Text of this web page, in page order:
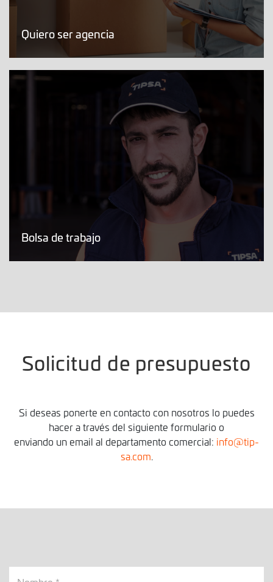
Quiero ser agencia
Bolsa de trabajo
Solicitud de presupuesto
Si deseas ponerte en contacto con nosotros lo puedes
hacer a través del siguiente formulario o
enviando un email al departamento comercial: info@tip-
sa.com.